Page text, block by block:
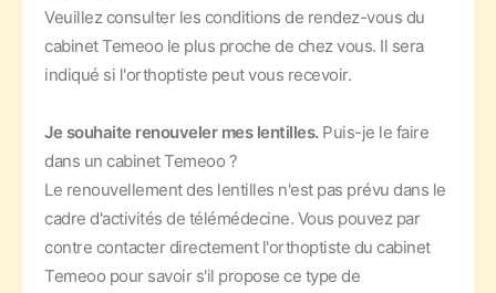
Veuillez consulter les conditions de rendez-vous du
cabinet Temeoo le plus proche de chez vous. Il sera
indiqué si l'orthoptiste peut vous recevoir.
Je souhaite renouveler mes lentilles. Puis-je le faire
dans un cabinet Temeoo ?
Le renouvellement des lentilles n'est pas prévu dans le
cadre d'activités de télémédecine. Vous pouvez par
contre contacter directement l'orthoptiste du cabinet
Temeoo pour savoir s'il propose ce type de